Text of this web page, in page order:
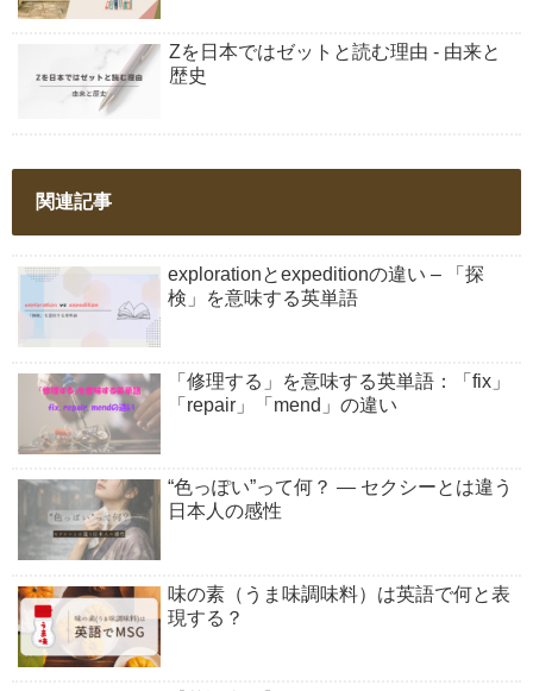
Zを日本ではゼットと読む理由 - 由来と
歴史
関連記事
explorationとexpeditionの違い – 「探
検」を意味する英単語
「修理する」を意味する英単語：「fix」
「repair」「mend」の違い
“色っぽい”って何？ ― セクシーとは違う
日本人の感性
味の素（うま味調味料）は英語で何と表
現する？